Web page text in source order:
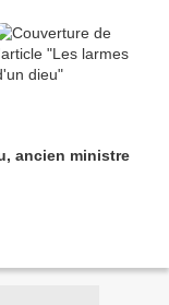
ancien ministre